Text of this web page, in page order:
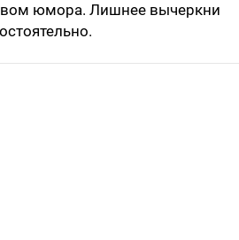
юмора. Лишнее вычеркни